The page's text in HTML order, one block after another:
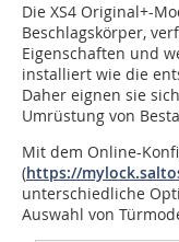
Die XS4 Original+-
Beschlagskörper,
Eigenschaften und
installiert wie die
Daher eignen sie
Umrüstung von
Mit dem Online-
(https://
unterschiedliche
Auswahl von